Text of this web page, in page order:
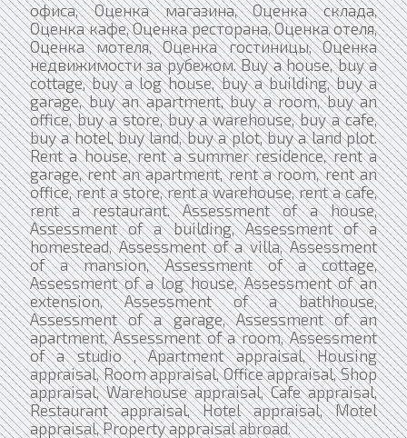
офиса, Оценка магазина, Оценка склада,
Оценка кафе, Оценка ресторана, Оценка отеля,
Оценка мотеля, Оценка гостиницы, Оценка
недвижимости за рубежом. Buy a house, buy a
cottage, buy a log house, buy a building, buy a
garage, buy an apartment, buy a room, buy an
office, buy a store, buy a warehouse, buy a cafe,
buy a hotel, buy land, buy a plot, buy a land plot.
Rent a house, rent a summer residence, rent a
garage, rent an apartment, rent a room, rent an
office, rent a store, rent a warehouse, rent a cafe,
rent a restaurant. Assessment of a house,
Assessment of a building, Assessment of a
homestead, Assessment of a villa, Assessment
of a mansion, Assessment of a cottage,
Assessment of a log house, Assessment of an
extension, Assessment of a bathhouse,
Assessment of a garage, Assessment of an
apartment, Assessment of a room, Assessment
of a studio , Apartment appraisal, Housing
appraisal, Room appraisal, Office appraisal, Shop
appraisal, Warehouse appraisal, Cafe appraisal,
Restaurant appraisal, Hotel appraisal, Motel
appraisal, Property appraisal abroad.